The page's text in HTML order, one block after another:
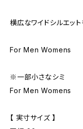
横広なワイドシルエッ
For Men Womens
※一部小さなシミ
For Men Womens
【 実寸サイズ 】